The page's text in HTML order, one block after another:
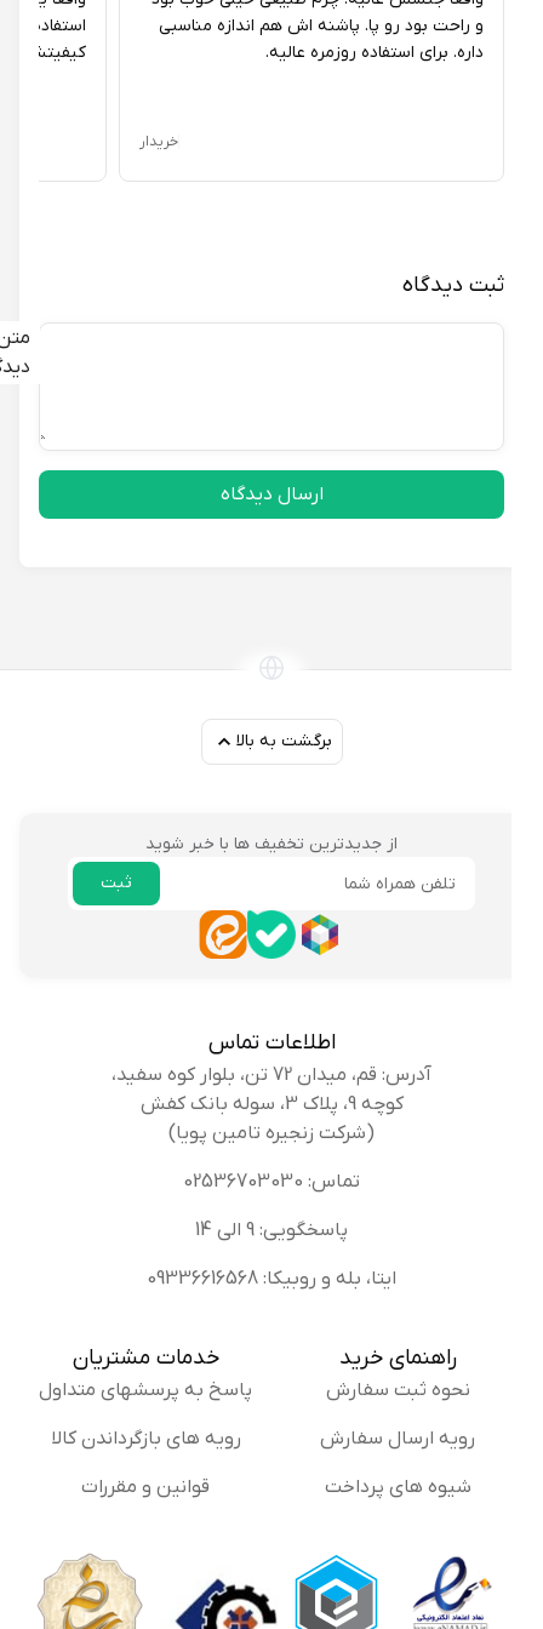
ثبت دیدگاه
متن
دیدگاه
ارسال دیدگاه
و راحت بود رو پا. پاشنه اش هم اندازه مناسبی
داره. برای استفاده روزمره عالیه.
خریدار
استفاده
کیفیتش
برگشت به بالا
از جدیدترین تخفیف ها با خبر شوید
اطلاعات تماس
آدرس: قم، میدان 72 تن، بلوار کوه سفید،
کوچه 9، پلاک 3، سوله بانک کفش
(شرکت زنجیره تامین پویا)
تماس: 02536703030
پاسخگویی: 9 الی 14
ایتا، بله و روبیکا: 09336616568
راهنمای خرید
نحوه ثبت سفارش
رویه ارسال سفارش
شیوه های پرداخت
خدمات مشتریان
پاسخ به پرسشهای متداول
رویه های بازگرداندن کالا
قوانین و مقررات